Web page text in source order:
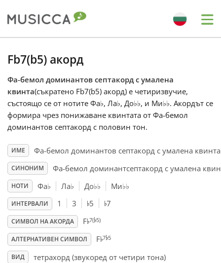
Български
Dansk
English
Español
Français
Fb7(b5) акорд
Фа-бемол доминантов септакорд с умалена
квинта(съкратено Fb7(b5) акорд) е четиризвучие,
състоящо се от нотите Фа♭, Ла♭, До♭♭, и Ми♭♭. Акордът се
формира чрез понижаване квинтата от Фа-бемол
доминантов септакорд с половин тон.
ИМЕ Фа-бемол доминантов септакорд с умалена квинта
СИНОНИМ Фа-бемол доминантсептакорд с умалена
НОТИ Фа♭ Ла♭ До♭♭ Ми♭♭
ИНТЕРВАЛИ 1 3 ♭5 ♭7
СИМВОЛ НА АКОРДА F♭7(♭5)
АЛТЕРНАТИВЕН СИМВОЛ F♭7♭5
ВИД тетрахорд (звукоред от четири тона)